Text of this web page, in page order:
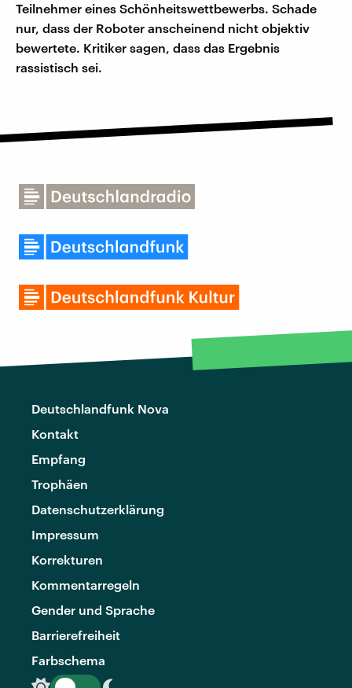
Teilnehmer eines Schönheitswettbewerbs. Schade
nur, dass der Roboter anscheinend nicht objektiv
bewertete. Kritiker sagen, dass das Ergebnis
rassistisch sei.
Deutschlandfunk Nova
Kontakt
Empfang
Trophäen
Datenschutzerklärung
Impressum
Korrekturen
Kommentarregeln
Gender und Sprache
Barrierefreiheit
Farbschema